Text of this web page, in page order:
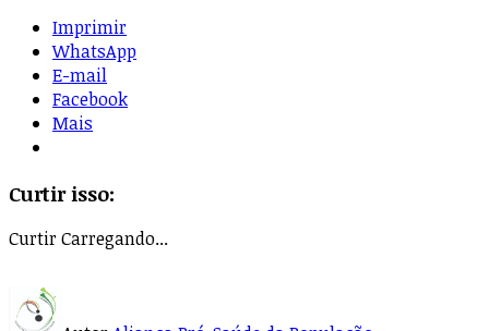
Imprimir
WhatsApp
E-mail
Facebook
Mais
Curtir isso:
CurtirCarregando...